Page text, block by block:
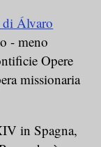
Álvaro
- meno
Opere
missionaria
in Spagna,